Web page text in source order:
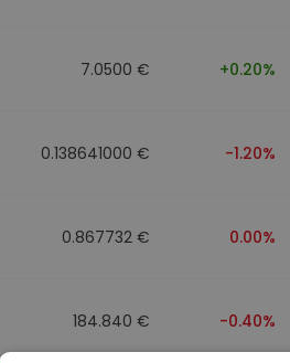
7.0500 € +0.20%
0.138641000 € -1.20%
0.867732 € 0.00%
184.840 € -0.40%